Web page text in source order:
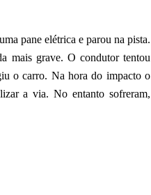
pane elétrica e parou na pista.
mais grave. O condutor tentou
o carro. Na hora do impacto o
a via. No entanto sofreram,